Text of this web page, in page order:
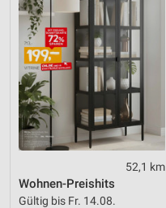
52,1 km
Wohnen-Preishits
Gültig bis Fr. 14.08.